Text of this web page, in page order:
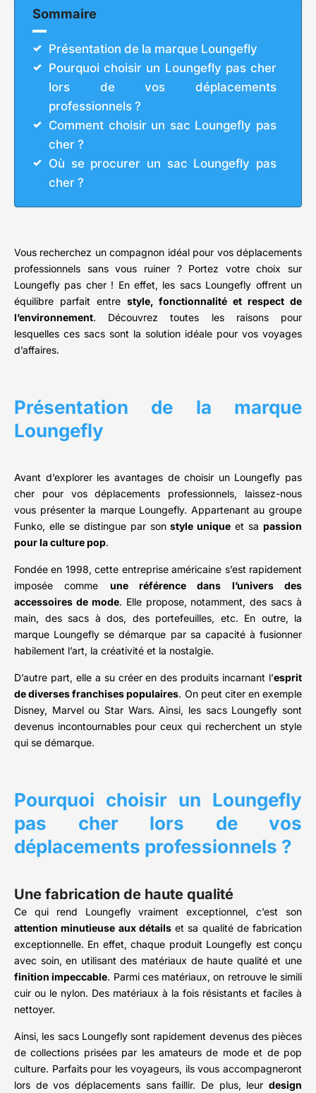
Sommaire
Présentation de la marque Loungefly
Pourquoi choisir un Loungefly pas cher
lors de vos déplacements
professionnels ?
Comment choisir un sac Loungefly pas
cher ?
Où se procurer un sac Loungefly pas
cher ?
Vous recherchez un compagnon idéal pour vos déplacements
professionnels sans vous ruiner ? Portez votre choix sur
Loungefly pas cher ! En effet, les sacs Loungefly offrent un
équilibre parfait entre style, fonctionnalité et respect de
l’environnement. Découvrez toutes les raisons pour
lesquelles ces sacs sont la solution idéale pour vos voyages
d’affaires.
Présentation de la marque
Loungefly
Avant d’explorer les avantages de choisir un Loungefly pas
cher pour vos déplacements professionnels, laissez-nous
vous présenter la marque Loungefly. Appartenant au groupe
Funko, elle se distingue par sonstyle unique et sapassion
pour la culture pop.
Fondée en 1998, cette entreprise américaine s’est rapidement
imposée comme une référence dans l’univers des
accessoires de mode. Elle propose, notamment, des sacs à
main, des sacs à dos, des portefeuilles, etc. En outre, la
marque Loungefly se démarque par sa capacité à fusionner
habilement l’art, la créativité et la nostalgie.
D’autre part, elle a su créer en des produits incarnant l’esprit
de diverses franchises populaires. On peut citer en exemple
Disney, Marvel ou Star Wars. Ainsi, les sacs Loungefly sont
devenus incontournables pour ceux qui recherchent un style
qui se démarque.
Pourquoi choisir un Loungefly
pas cher lors de vos
déplacements professionnels ?
Une fabrication de haute qualité
Ce qui rend Loungefly vraiment exceptionnel, c’est son
attention minutieuse aux détailset sa qualité de fabrication
exceptionnelle. En effet, chaque produit Loungefly est conçu
avec soin, en utilisant des matériaux de haute qualité et une
finition impeccable. Parmi ces matériaux, on retrouve le simili
cuir ou le nylon. Des matériaux à la fois résistants et faciles à
nettoyer.
Ainsi, les sacs Loungefly sont rapidement devenus des pièces
de collections prisées par les amateurs de mode et de pop
culture. Parfaits pour les voyageurs, ils vous accompagneront
lors de vos déplacements sans faillir. De plus, leur design